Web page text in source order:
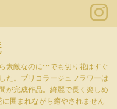
敵なのに···でも切り花はすぐ
た。ブリコラージュフラワーは
が完成作品。綺麗で長く楽しめ
囲まれながら癒やされません